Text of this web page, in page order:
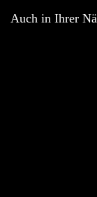
Auch in Ihrer